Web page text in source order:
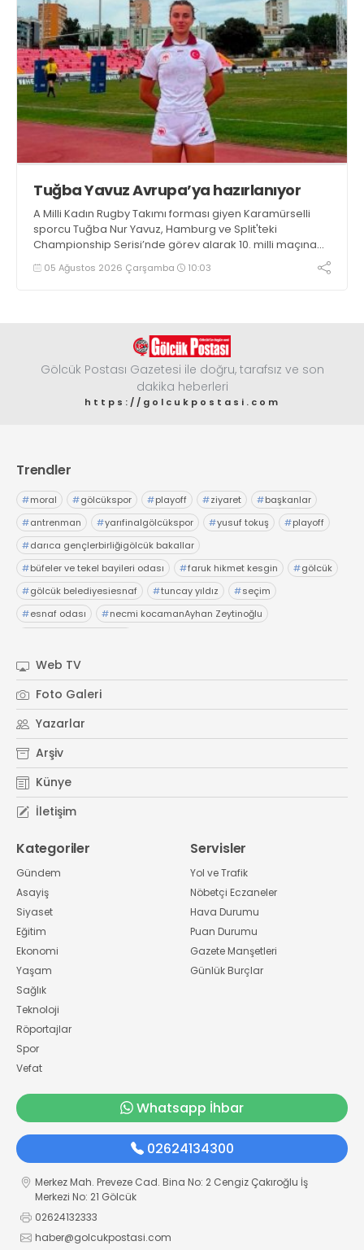
Tuğba Yavuz Avrupa’ya hazırlanıyor
A Milli Kadın Rugby Takımı forması giyen Karamürselli
sporcu Tuğba Nur Yavuz, Hamburg ve Split'teki
Championship Serisi’nde görev alarak 10. milli maçına
çıkma eşiğini geride bıraktı
05 Ağustos 2026 Çarşamba 10:03
Gölcük Postası Gazetesi ile doğru, tarafsız ve son
dakika heberleri
https://golcukpostasi.com
Trendler
#moral #gölcükspor #playoff #ziyaret #başkanlar
#antrenman #yarıfinalgölcükspor #yusuf tokuş #playoff
#darıca gençlerbirliğigölcük bakallar
#büfeler ve tekel bayileri odası #faruk hikmet kesgin #gölcük
#gölcük belediyesiesnaf #tuncay yıldız #seçim
#esnaf odası #necmi kocamanAyhan Zeytinoğlu
Web TV
Foto Galeri
Yazarlar
Arşiv
Künye
İletişim
Kategoriler
Gündem
Asayiş
Siyaset
Eğitim
Ekonomi
Yaşam
Sağlık
Teknoloji
Röportajlar
Spor
Vefat
Servisler
Yol ve Trafik
Nöbetçi Eczaneler
Hava Durumu
Puan Durumu
Gazete Manşetleri
Günlük Burçlar
Whatsapp İhbar
02624134300
Merkez Mah. Preveze Cad. Bina No: 2 Cengiz Çakıroğlu İş
Merkezi No: 21 Gölcük
02624132333
haber@golcukpostasi.com